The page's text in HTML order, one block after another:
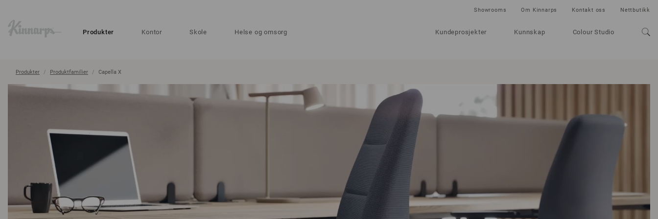
Produkter Kontor Skole Helse og omsorg Kundeprosjekter Kunnskap Colour Studio
Showrooms Om Kinnarps Kontakt oss Nettbutikk
Produkter Produktfamilier Capella X